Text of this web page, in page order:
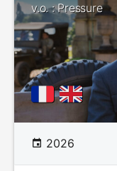
v.o. : Pressure
2026